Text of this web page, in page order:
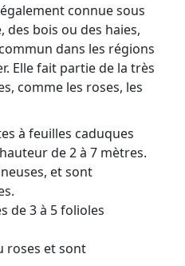
connue sous
bois ou des haies,
dans les régions
Elle fait partie de la très
comme les roses, les
à feuilles caduques
de 2 à 7 mètres.
et sont
de 3 à 5 folioles
roses et sont